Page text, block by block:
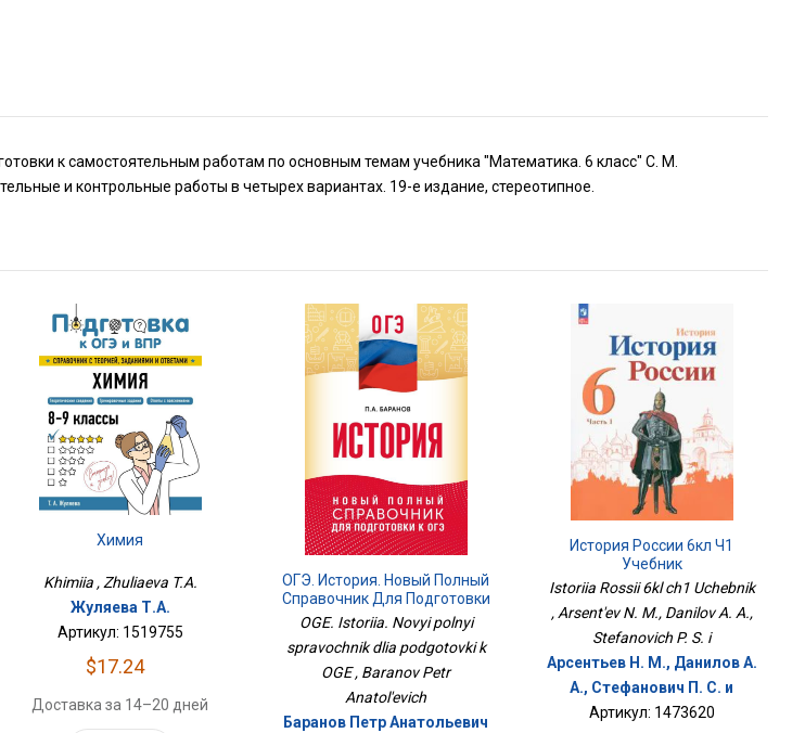
к самостоятельным работам по основным темам учебника "Математика. 6 класс" С. М.
и контрольные работы в четырех вариантах. 19-е издание, стереотипное.
Химия
Khimiia , Zhuliaeva T.A.
Жуляева Т.А.
Артикул: 1519755
$17.24
Доставка за 14–20 дней
ОГЭ. История. Новый Полный
Справочник Для Подготовки
К ОГЭ
OGE. Istoriia. Novyi polnyi
spravochnik dlia podgotovki k
OGE , Baranov Petr
Anatol'evich
Баранов Петр Анатольевич
История России 6кл Ч1
Учебник
Istoriia Rossii 6kl ch1 Uchebnik
, Arsent'ev N. M., Danilov A. A.,
Stefanovich P. S. i
Арсентьев Н. М., Данилов А.
А., Стефанович П. С. и
Артикул: 1473620